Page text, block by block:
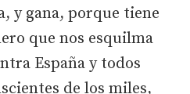
y gana, porque tiene
que nos esquilma
España y todos
de los miles,